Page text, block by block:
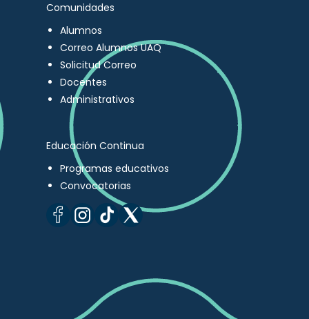
Comunidades
Alumnos
Correo Alumnos UAQ
Solicitud Correo
Docentes
Administrativos
Educación Continua
Programas educativos
Convocatorias